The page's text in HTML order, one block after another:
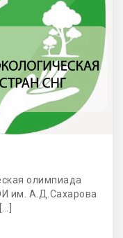
олимпиада
им. А.Д.Сахарова